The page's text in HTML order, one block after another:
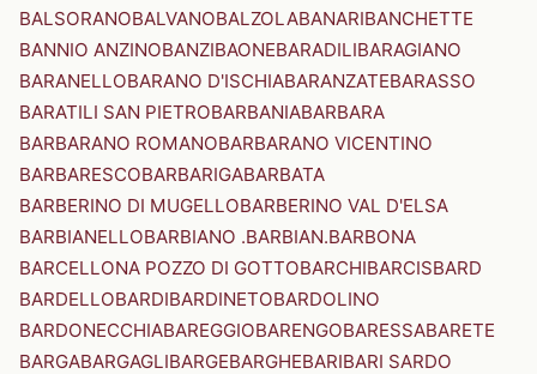
BALSORANOBALVANOBALZOLABANARIBANCHETTE
BANNIO ANZINOBANZIBAONEBARADILIBARAGIANO
BARANELLOBARANO D'ISCHIABARANZATEBARASSO
BARATILI SAN PIETROBARBANIABARBARA
BARBARANO ROMANOBARBARANO VICENTINO
BARBARESCOBARBARIGABARBATA
BARBERINO DI MUGELLOBARBERINO VAL D'ELSA
BARBIANELLOBARBIANO .BARBIAN.BARBONA
BARCELLONA POZZO DI GOTTOBARCHIBARCISBARD
BARDELLOBARDIBARDINETOBARDOLINO
BARDONECCHIABAREGGIOBARENGOBARESSABARETE
BARGABARGAGLIBARGEBARGHEBARIBARI SARDO